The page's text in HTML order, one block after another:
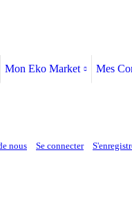
Mon Eko Market Mes
nous Se connecter